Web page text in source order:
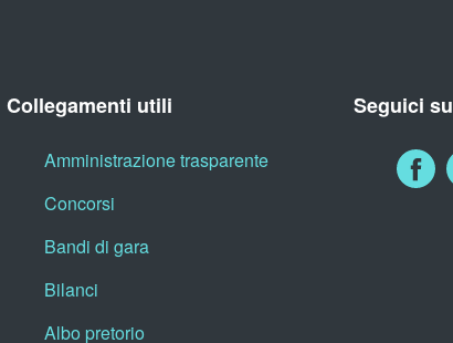
Collegamenti utili
Amministrazione trasparente
Concorsi
Bandi di gara
Bilanci
Albo pretorio
Seguici su